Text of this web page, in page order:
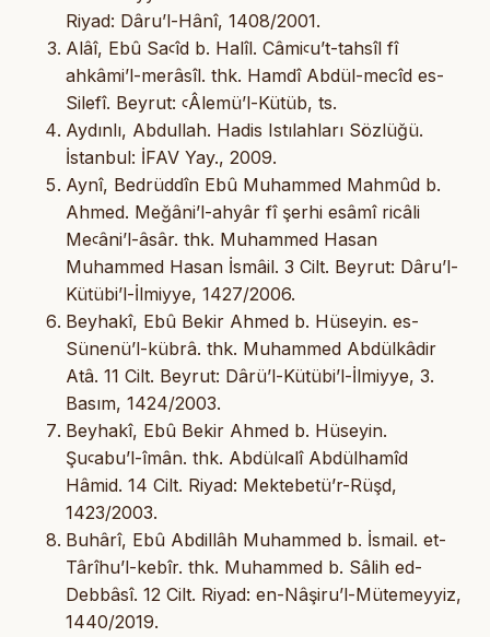
Riyad: Dâru’l-Hânî, 1408/2001.
Alâî, Ebû Saꜥîd b. Halîl. Câmiꜥu’t-tahsîl fî
ahkâmi’l-merâsîl. thk. Hamdî Abdül-mecîd es-
Silefî. Beyrut: ꜥÂlemü’l-Kütüb, ts.
Aydınlı, Abdullah. Hadis Istılahları Sözlüğü.
İstanbul: İFAV Yay., 2009.
Aynî, Bedrüddîn Ebû Muhammed Mahmûd b.
Ahmed. Meğâni’l-ahyâr fî şerhi esâmî ricâli
Meꜥâni’l-âsâr. thk. Muhammed Hasan
Muhammed Hasan İsmâil. 3 Cilt. Beyrut: Dâru’l-
Kütübi’l-İlmiyye, 1427/2006.
Beyhakî, Ebû Bekir Ahmed b. Hüseyin. es-
Sünenü’l-kübrâ. thk. Muhammed Abdülkâdir
Atâ. 11 Cilt. Beyrut: Dârü’l-Kütübi’l-İlmiyye, 3.
Basım, 1424/2003.
Beyhakî, Ebû Bekir Ahmed b. Hüseyin.
Şuꜥabu’l-îmân. thk. Abdülꜥalî Abdülhamîd
Hâmid. 14 Cilt. Riyad: Mektebetü’r-Rüşd,
1423/2003.
Buhârî, Ebû Abdillâh Muhammed b. İsmail. et-
Târîhu’l-kebîr. thk. Muhammed b. Sâlih ed-
Debbâsî. 12 Cilt. Riyad: en-Nâşiru’l-Mütemeyyiz,
1440/2019.